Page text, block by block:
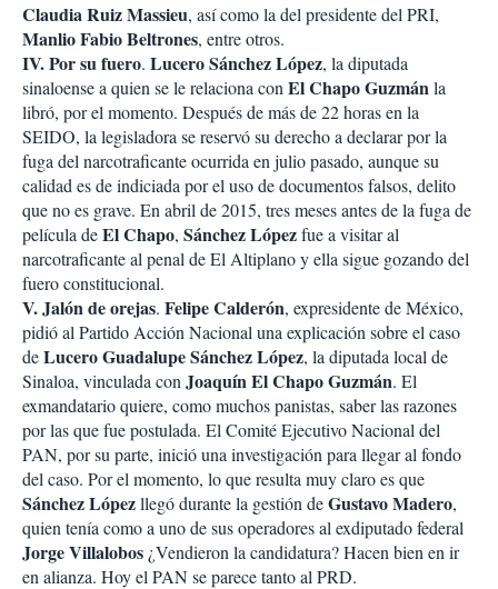
Claudia Ruiz Massieu, así como la del presidente del PRI,
Manlio Fabio Beltrones, entre otros.
IV.Por su fuero. Lucero Sánchez López, la diputada
sinaloense a quien se le relaciona con El Chapo Guzmánla
libró, por el momento. Después de más de 22 horas en la
SEIDO, la legisladora se reservó su derecho a declarar por la
fuga del narcotraficante ocurrida en julio pasado, aunque su
calidad es de indiciada por el uso de documentos falsos, delito
que no es grave. En abril de 2015, tres meses antes de la fuga de
película deEl Chapo, Sánchez Lópezfue a visitar al
narcotraficante al penal de El Altiplano y ella sigue gozando del
fuero constitucional.
V. Jalón de orejas. Felipe Calderón, expresidente de México,
pidió al Partido Acción Nacional una explicación sobre el caso
deLucero Guadalupe Sánchez López, la diputada local de
Sinaloa, vinculada con Joaquín El Chapo Guzmán. El
exmandatario quiere, como muchos panistas, saber las razones
por las que fue postulada. El Comité Ejecutivo Nacional del
PAN, por su parte, inició una investigación para llegar al fondo
del caso. Por el momento, lo que resulta muy claro es que
Sánchez Lópezllegó durante la gestión deGustavo Madero,
quien tenía como a uno de sus operadores al exdiputado federal
Jorge Villalobos ¿Vendieron la candidatura? Hacen bien en ir
en alianza. Hoy el PAN se parece tanto al PRD.